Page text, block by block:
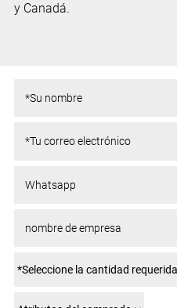
y Canadá.